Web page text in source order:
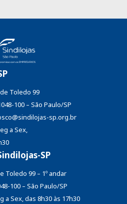
Toledo 99
100 – São Paulo/SP
sp.org.br
a Sex,
SP
Toledo 99 – 1º andar
100 – São Paulo/SP
a Sex, das 8h30 às 17h30